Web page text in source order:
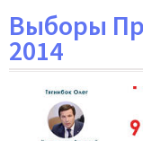
Выборы
2014